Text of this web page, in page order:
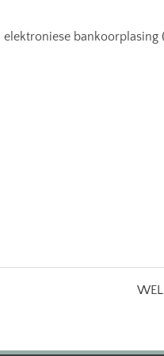
bankoorplasing